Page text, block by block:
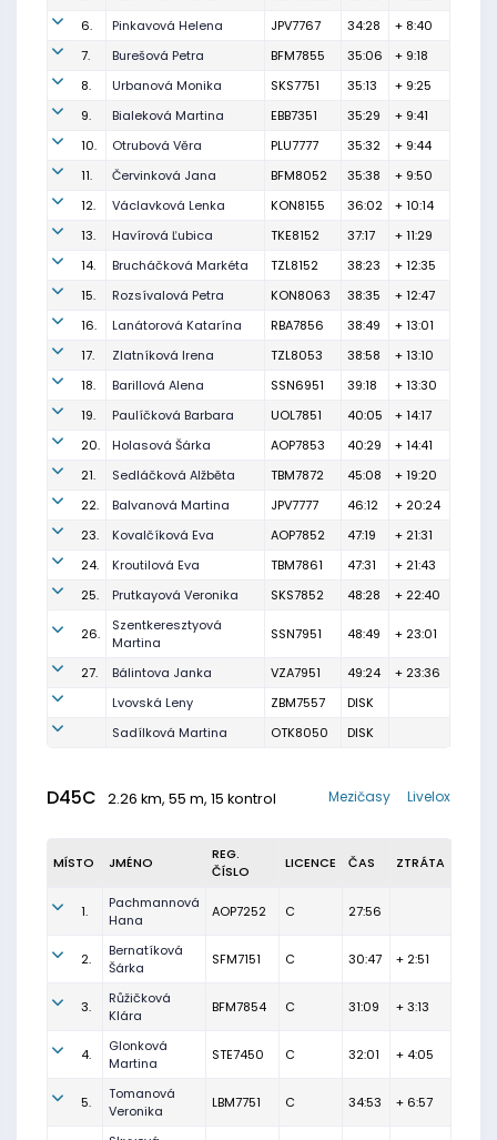
6.
Pinkavová Helena JPV7767 34:28
+ 8:40
7.
Burešová Petra BFM7855 35:06
+ 9:18
8.
Urbanová Monika SKS7751 35:13
+ 9:25
9.
Bialeková Martina EBB7351 35:29
+ 9:41
10.
Otrubová Věra PLU7777 35:32
+ 9:44
11.
Červinková Jana BFM8052 35:38
+ 9:50
12.
Václavková Lenka KON8155 36:02
+ 10:14
13.
Havírová Ľubica TKE8152 37:17
+ 11:29
14.
Brucháčková Markéta TZL8152 38:23
+ 12:35
15.
Rozsívalová Petra KON8063 38:35
+ 12:47
16.
Lanátorová Katarína RBA7856 38:49
+ 13:01
17.
Zlatníková Irena TZL8053 38:58
+ 13:10
18.
Barillová Alena SSN6951 39:18
+ 13:30
19.
Paulíčková Barbara UOL7851 40:05
+ 14:17
20.
Holasová Šárka AOP7853 40:29
+ 14:41
21.
Sedláčková Alžběta TBM7872 45:08
+ 19:20
22.
Balvanová Martina JPV7777 46:12
+ 20:24
23.
Kovalčíková Eva AOP7852 47:19
+ 21:31
24.
Kroutilová Eva TBM7861 47:31
+ 21:43
25.
Prutkayová Veronika SKS7852 48:28 + 22:40
26.
Szentkeresztyová
Martina
SSN7951 48:49 + 23:01
27. Bálintova Janka VZA7951 49:24
+ 23:36
Lvovská Leny
ZBM7557
DISK
Sadílková Martina
OTK8050 DISK
D45C 2.26 km, 55 m, 15 kontrol Livelox
Mezičasy
MÍSTO JMÉNO
REG.
ČÍSLO
LICENCE ČAS ZTRÁTA
1.
Pachmannová
Hana
AOP7252 C 27:56
2.
Bernatíková
Šárka
SFM7151 C 30:47 + 2:51
3.
Růžičková
Klára
BFM7854 C 31:09 + 3:13
4.
Glonková
Martina
STE7450 C 32:01 + 4:05
5.
Tomanová
Veronika
LBM7751 C 34:53 + 6:57